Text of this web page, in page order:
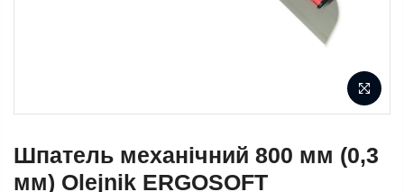
Шпатель механічний 800 мм (0,3
мм) Olejnik ERGOSOFT